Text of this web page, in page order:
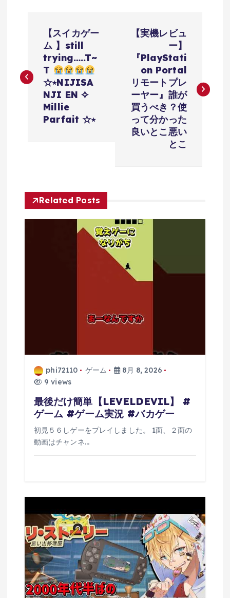
ナ
ョ
ン
【スイカゲー
ム 】still
trying…..T~
T
☆⭒NIJISA
NJI EN ✧
Millie
Parfait ☆⭒
【実機レビュ
ー】
『PlayStati
on Portal
リモートプレ
ーヤー』誰が
買うべき？使
って分かった
良いとこ悪い
とこ
Related Posts
phi72110 ゲーム
8月 8, 2026
9 views
最後だけ簡単【LEVELDEVIL】 #
ゲーム #ゲーム実況 #バカゲー
初見５６しゲーをプレイしました。 1面、２面の
動画はチャンネ…